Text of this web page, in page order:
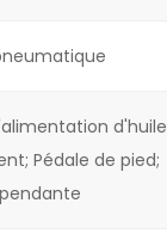
d'huile
Pédale de pied;